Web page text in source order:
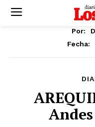
Por:
Fecha: